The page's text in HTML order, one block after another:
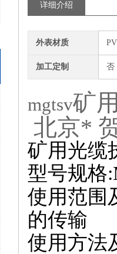
详细介绍
外表材质
加工定制 否
mgtsv矿
北京*
矿用光缆
型号规格
使用范围
的传输
使用方法